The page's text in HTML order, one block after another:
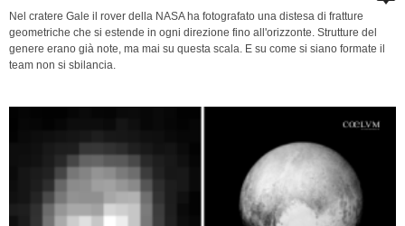
Nel cratere Gale il rover della NASA ha fotografato una distesa di fratture
geometriche che si estende in ogni direzione fino all'orizzonte. Strutture del
genere erano già note, ma mai su questa scala. E su come si siano formate il
team non si sbilancia.